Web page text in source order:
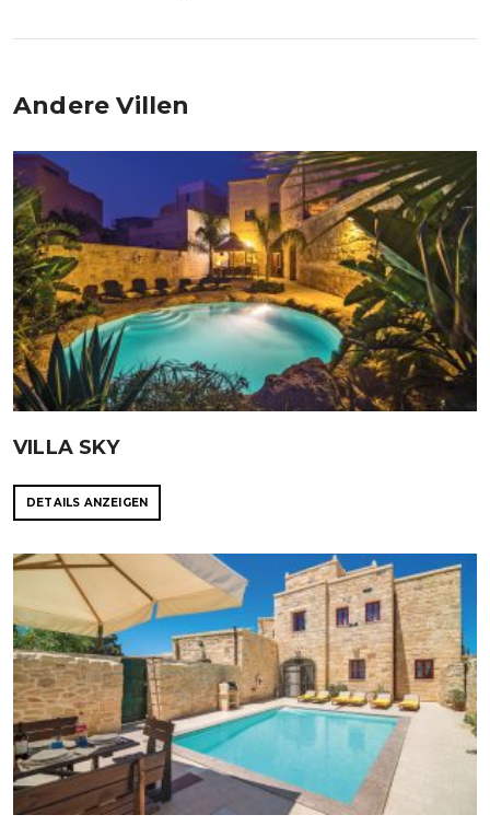
Andere Villen
VILLA SKY
DETAILS ANZEIGEN